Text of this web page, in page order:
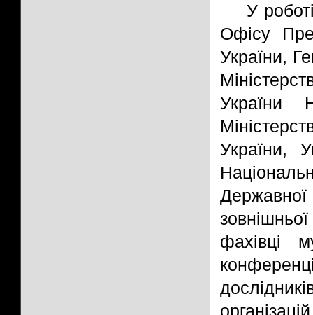
У
Офісу
України,
України
України,
фахівці